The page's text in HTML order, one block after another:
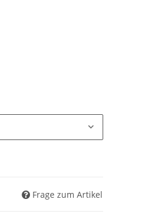
Frage zum Artikel